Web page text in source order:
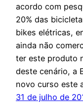
acordo com
20% das
bikes elétricas,
ainda não
ter este produto
deste cenário, a
novo curso este
31 de julho de